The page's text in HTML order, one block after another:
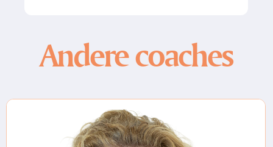
Andere coaches